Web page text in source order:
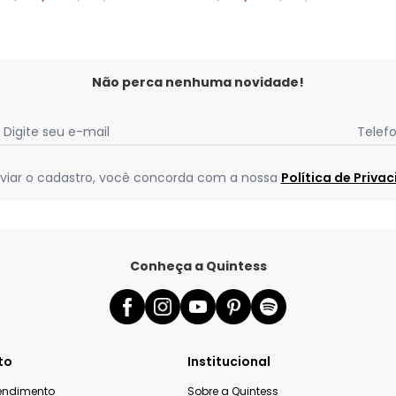
Não perca nenhuma novidade!
Digite seu e-mail
o cadastro, você concorda com a nossa Política de
Conheça a Quintess
Institucional
Sobre a Quintess